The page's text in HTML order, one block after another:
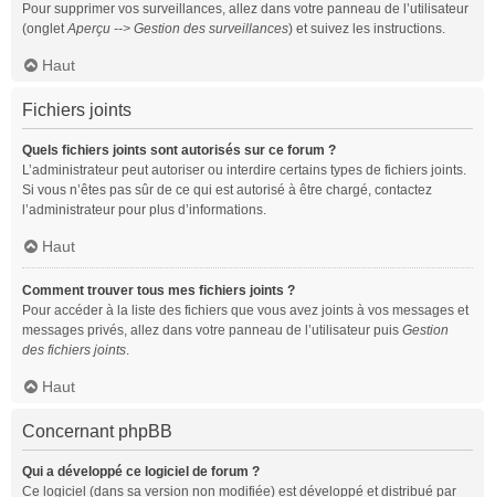
Pour supprimer vos surveillances, allez dans votre panneau de l’utilisateur
(ongletAperçu --> Gestion des surveillances) et suivez les instructions.
Haut
Fichiers joints
Quels fichiers joints sont autorisés sur ce forum ?
L’administrateur peut autoriser ou interdire certains types de fichiers joints.
Si vous n’êtes pas sûr de ce qui est autorisé à être chargé, contactez
l’administrateur pour plus d’informations.
Haut
Comment trouver tous mes fichiers joints ?
Pour accéder à la liste des fichiers que vous avez joints à vos messages et
messages privés, allez dans votre panneau de l’utilisateur puis Gestion
des fichiers joints.
Haut
Concernant phpBB
Qui a développé ce logiciel de forum ?
Ce logiciel (dans sa version non modifiée) est développé et distribué par